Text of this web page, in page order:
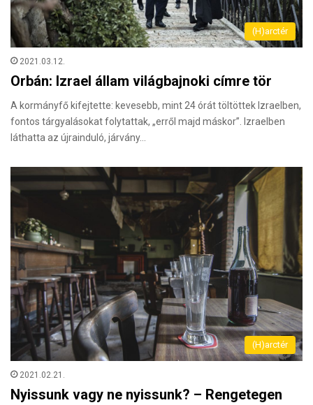
(H)arctér
2021.03.12.
Orbán: Izrael állam világbajnoki címre tör
A kormányfő kifejtette: kevesebb, mint 24 órát töltöttek Izraelben,
fontos tárgyalásokat folytattak, „erről majd máskor”. Izraelben
láthatta az újrainduló, járvány…
(H)arctér
2021.02.21.
Nyissunk vagy ne nyissunk? – Rengetegen